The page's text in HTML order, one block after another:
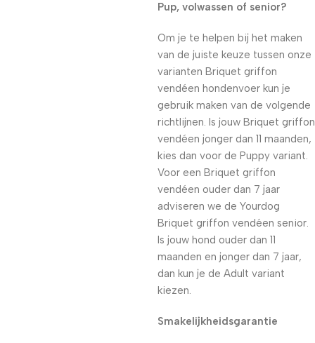
Pup, volwassen of senior?
Om je te helpen bij het maken
van de juiste keuze tussen onze
varianten Briquet griffon
vendéen hondenvoer kun je
gebruik maken van de volgende
richtlijnen. Is jouw Briquet griffon
vendéen jonger dan 11 maanden,
kies dan voor de Puppy variant.
Voor een Briquet griffon
vendéen ouder dan 7 jaar
adviseren we de Yourdog
Briquet griffon vendéen senior.
Is jouw hond ouder dan 11
maanden en jonger dan 7 jaar,
dan kun je de Adult variant
kiezen.
Smakelijkheidsgarantie